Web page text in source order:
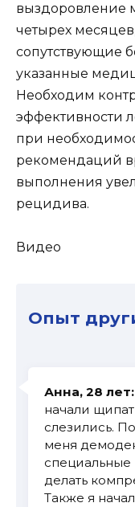
выздоровление
четырех
сопутствующие
указанные
Необходим
эффективности
при
рекомендаций
выполнения
рецидива.
Видео
Опыт
Анна, 28 лет:
начали
слезились.
меня
делать
Также я